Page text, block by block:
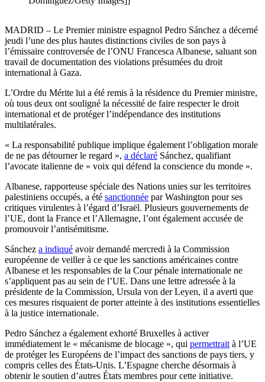
MADRID – Le Premier ministre espagnol Pedro Sánchez a décerné
jeudi l’une des plus hautes distinctions civiles de son pays à
l’émissaire controversée de l’ONU Francesca Albanese, saluant son
travail de documentation des violations présumées du droit
international à Gaza.
L’Ordre du Mérite lui a été remis à la résidence du Premier ministre,
où tous deux ont souligné la nécessité de faire respecter le droit
international et de protéger l’indépendance des institutions
multilatérales.
« La responsabilité publique implique également l’obligation morale
de ne pas détourner le regard », a déclaré Sánchez, qualifiant
l’avocate italienne de « voix qui défend la conscience du monde ».
Albanese, rapporteuse spéciale des Nations unies sur les territoires
palestiniens occupés, a été sanctionnée par Washington pour ses
critiques virulentes à l’égard d’Israël. Plusieurs gouvernements de
l’UE, dont la France et l’Allemagne, l’ont également accusée de
promouvoir l’antisémitisme.
Sánchez a indiqué avoir demandé mercredi à la Commission
européenne de veiller à ce que les sanctions américaines contre
Albanese et les responsables de la Cour pénale internationale ne
s’appliquent pas au sein de l’UE. Dans une lettre adressée à la
présidente de la Commission, Ursula von der Leyen, il a averti que
ces mesures risquaient de porter atteinte à des institutions essentielles
à la justice internationale.
Pedro Sánchez a également exhorté Bruxelles à activer
immédiatement le « mécanisme de blocage », qui permettrait à l’UE
de protéger les Européens de l’impact des sanctions de pays tiers, y
compris celles des États-Unis. L’Espagne cherche désormais à
obtenir le soutien d’autres États membres pour cette initiative.